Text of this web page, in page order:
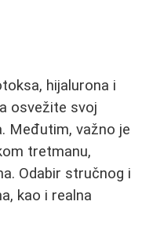
hijalurona i
osvežite svoj
Međutim, važno je
tretmanu,
Odabir stručnog i
kao i realna